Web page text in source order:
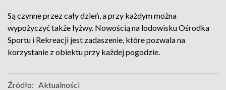
Są czynne przez cały dzień, a przy każdym można
wypożyczyć także łyżwy. Nowością na lodowisku Ośrodka
Sportu i Rekreacji jest zadaszenie, które pozwala na
korzystanie z obiektu przy każdej pogodzie.
Źródło: Aktualności